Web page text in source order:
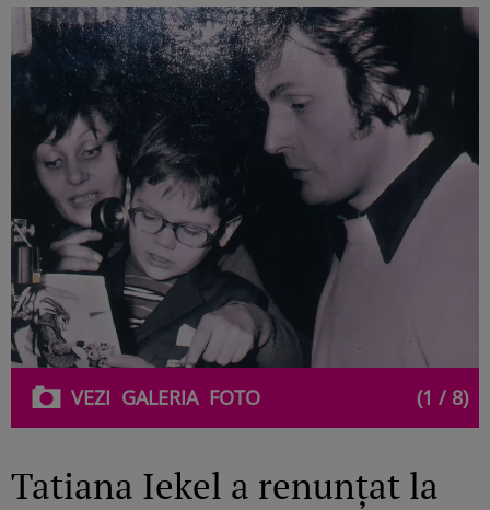
VEZI GALERIAFOTO (1 / 8)
Tatiana Iekel a renunțat la